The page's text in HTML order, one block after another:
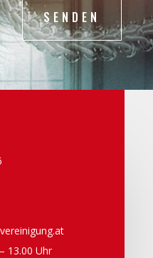
SENDEN
13.00 Uhr